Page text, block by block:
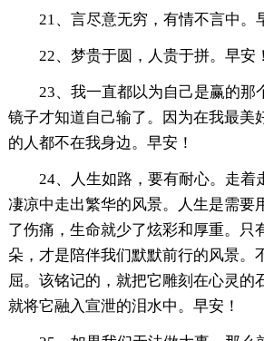
21、言尽意无穷，有情不言中。
22、梦贵于圆，人贵于拼。早安！
23、我一直都以为自己是赢的那
镜子才知道自己输了。因为在我最美
的人都不在我身边。早安！
24、人生如路，要有耐心。走着
凄凉中走出繁华的风景。人生是需要
了伤痛，生命就少了炫彩和厚重。只
朵，才是陪伴我们默默前行的风景。
屈。该铭记的，就把它雕刻在心灵的
就将它融入宣泄的泪水中。早安！